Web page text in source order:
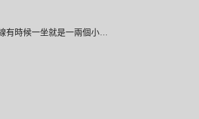
有時候一坐就是一兩個小…